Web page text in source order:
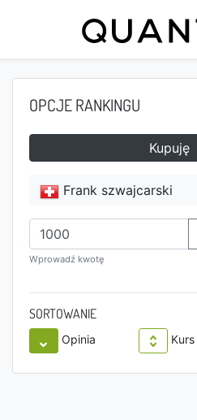
OPCJE RANKINGU
Kupuję
Frank szwajcarski
Wprowadź kwotę
SORTOWANIE
Opinia Kurs